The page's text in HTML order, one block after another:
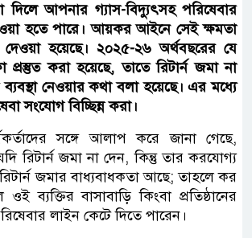
দিলে আপনার গ্যাস-বিদ্যুৎসহ পরিষেবার
হতে পারে। আয়কর আইনে সেই ক্ষমতা
দেওয়া হয়েছে। ২০২৫-২৬ অর্থবছরের যে
প্রস্তুত করা হয়েছে, তাতে রিটার্ন জমা না
নেওয়ার কথা বলা হয়েছে। এর মধ্যে
সংযোগ বিচ্ছিন্ন করা।
সঙ্গে আলাপ করে জানা গেছে,
রিটার্ন জমা না দেন, কিন্তু তার করযোগ্য
জমার বাধ্যবাধকতা আছে; তাহলে কর
ওই ব্যক্তির বাসাবাড়ি কিংবা প্রতিষ্ঠানের
লাইন কেটে দিতে পারেন।